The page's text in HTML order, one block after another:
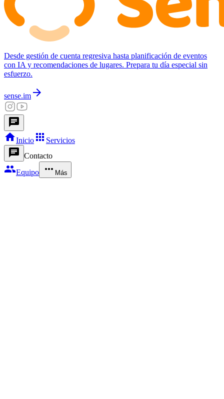
Desde gestión de cuenta regresiva hasta planificación de eventos
con IA y recomendaciones de lugares. Prepara tu día especial sin
esfuerzo.
sense.im arrow_forward
chat
homeInicio apps Servicios
chat Contacto
groupEquipo more_horiz Más